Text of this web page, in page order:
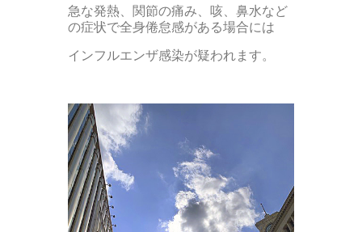
急な発熱、関節の痛み、咳、鼻水など
の症状で全身倦怠感がある場合には
インフルエンザ感染が疑われます。